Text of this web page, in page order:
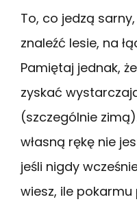
To, co jedzą
znaleźć lesie, na
Pamiętaj jednak,
zyskać
(szczególnie
własną rękę nie
jeśli nigdy
wiesz, ile